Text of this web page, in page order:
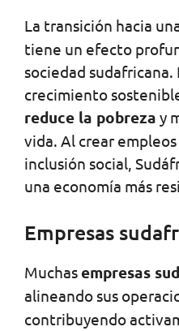
La transición hacia
tiene un efecto
sociedad
crecimiento
reduce la pobreza y
vida. Al crear
inclusión social,
una economía más
Empresas
Muchasempresas
alineando sus
contribuyendo